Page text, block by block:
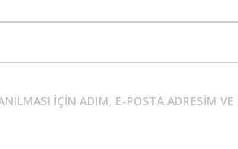
IÇIN ADIM, E-POSTA ADRESIM VE